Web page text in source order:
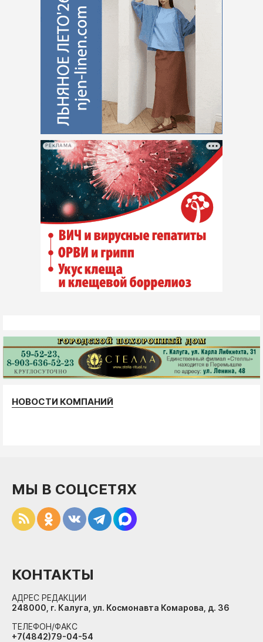
РЕКЛАМА
НОВОСТИ КОМПАНИЙ
МЫ В СОЦСЕТЯХ
КОНТАКТЫ
АДРЕС РЕДАКЦИИ
248000, г. Калуга, ул. Космонавта Комарова, д. 36
ТЕЛЕФОН/ФАКС
+7(4842)79-04-54